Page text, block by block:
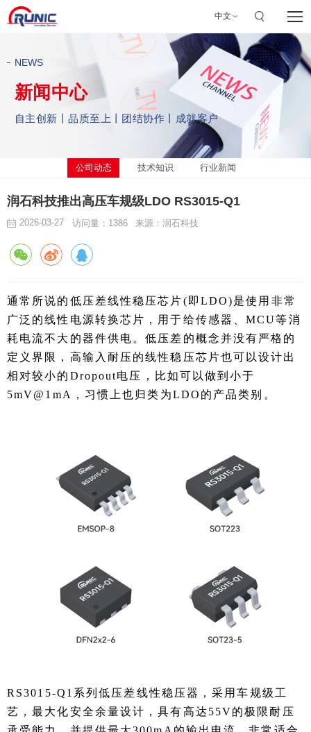
中文
NEWS
新闻中心
自主创新丨品质至上丨团结协作丨成就客户
公司动态 技术知识 行业新闻
润石科技推出高压车规级LDO RS3015-Q1
2026-03-27 访问量：1386 来源：润石科技
通常所说的低压差线性稳压芯片(即LDO)是使用非常
广泛的线性电源转换芯片，用于给传感器、MCU等消
耗电流不大的器件供电。低压差的概念并没有严格的
定义界限，高输入耐压的线性稳压芯片也可以设计出
相对较小的Dropout电压，比如可以做到小于
5mV@1mA，习惯上也归类为LDO的产品类别。
RS3015-Q1系列低压差线性稳压器，采用车规级工
艺，最大化安全余量设计，具有高达55V的极限耐压